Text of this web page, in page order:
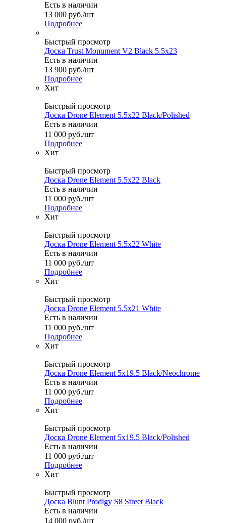
Есть в наличии
13 000 руб./шт
Подробнее
Быстрый просмотр
Доска Trust Monument V2 Black 5.5x23
Есть в наличии
13 900 руб./шт
Подробнее
Хит
Быстрый просмотр
Доска Drone Element 5.5x22 Black/Polished
Есть в наличии
11 000 руб./шт
Подробнее
Хит
Быстрый просмотр
Доска Drone Element 5.5x22 Black
Есть в наличии
11 000 руб./шт
Подробнее
Хит
Быстрый просмотр
Доска Drone Element 5.5x22 White
Есть в наличии
11 000 руб./шт
Подробнее
Хит
Быстрый просмотр
Доска Drone Element 5.5x21 White
Есть в наличии
11 000 руб./шт
Подробнее
Хит
Быстрый просмотр
Доска Drone Element 5x19.5 Black/Neochrome
Есть в наличии
11 000 руб./шт
Подробнее
Хит
Быстрый просмотр
Доска Drone Element 5x19.5 Black/Polished
Есть в наличии
11 000 руб./шт
Подробнее
Хит
Быстрый просмотр
Доска Blunt Prodigy S8 Street Black
Есть в наличии
14 000 руб./шт